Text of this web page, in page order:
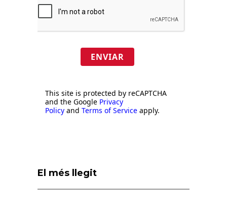
ENVIAR
This site is protected by reCAPTCHA
and the Google Privacy
Policy and Terms of Service apply.
El més llegit